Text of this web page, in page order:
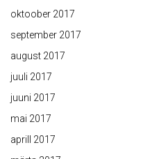
oktoober 2017
september 2017
august 2017
juuli 2017
juuni 2017
mai 2017
aprill 2017